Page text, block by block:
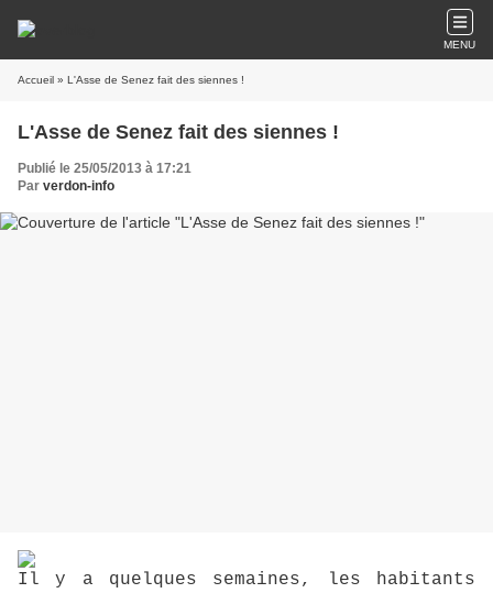
MENU
Accueil » L'Asse de Senez fait des siennes !
L'Asse de Senez fait des siennes !
Publié le 25/05/2013 à 17:21
Par verdon-info
Il y a quelques semaines, les habitants